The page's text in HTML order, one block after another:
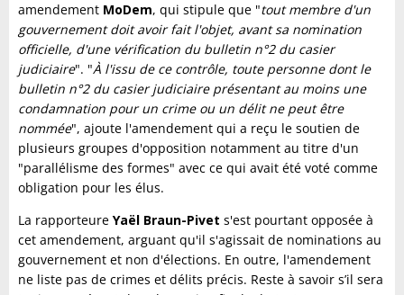
amendement MoDem, qui stipule que "tout membre d'un
gouvernement doit avoir fait l'objet, avant sa nomination
officielle, d'une vérification du bulletin n°2 du casier
judiciaire". "À l'issu de ce contrôle, toute personne dont le
bulletin n°2 du casier judiciaire présentant au moins une
condamnation pour un crime ou un délit ne peut être
nommée", ajoute l'amendement qui a reçu le soutien de
plusieurs groupes d'opposition notamment au titre d'un
"parallélisme des formes" avec ce qui avait été voté comme
obligation pour les élus.
La rapporteure Yaël Braun-Pivet s'est pourtant opposée à
cet amendement, arguant qu'il s'agissait de nominations au
gouvernement et non d'élections. En outre, l'amendement
ne liste pas de crimes et délits précis. Reste à savoir s’il sera